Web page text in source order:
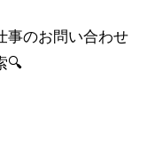
事のお問い合わせ
🔍